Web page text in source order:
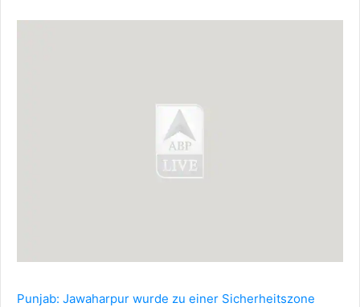
Punjab: Jawaharpur wurde zu einer Sicherheitszone